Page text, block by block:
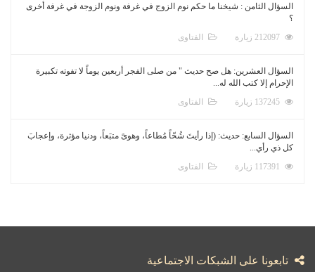
السؤال الثامن : شيخنا ما حكم نوم الزوج في غرفة ونوم الزوجة في غرفة أخرى
؟
الفتاوى
السؤال العشرين: هل صح حديث " من صلى الفجر أربعين يوماً لا تفوته تكبيرة
الإحرام إلا كتب الله له...
الفتاوى
السؤال السابع: حديث: (إذا رأيتَ شُحّاً مُطاعاً، وهوىً متبَعاً، ودنيا مؤثرة، وإعجابَ
كل ذي رأي...
الفتاوى
تابعونا على الشبكات الاجتماعية